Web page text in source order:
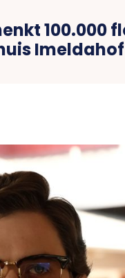
100.000
Imeldahof